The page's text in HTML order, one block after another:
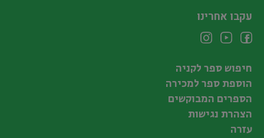
עקבו אחרינו
חיפוש ספר לקניה
הוספת ספר למכירה
הספרים המבוקשים
הצהרת נגישות
עזרה